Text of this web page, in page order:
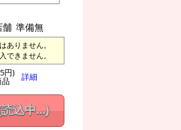
舗 準備無
ありません。
できません。
円) 詳細
込中...)